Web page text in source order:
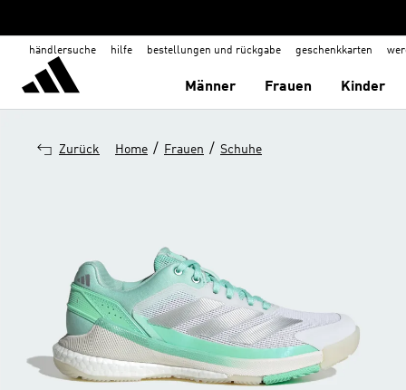
händlersuche hilfe bestellungen und rückgabe geschenkkarten
Männer Frauen Kinder
Zurück Home / Frauen / Schuhe